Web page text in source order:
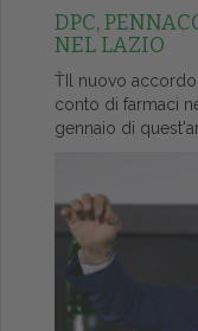
DPC,
NEL LAZIO
ŤIl nuovo
conto di farmaci
gennaio di